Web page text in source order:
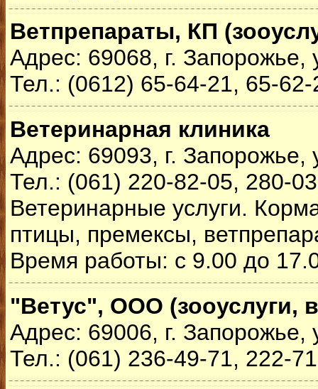
Ветпрепараты, КП
Адрес: 69068, г. Запорожье,
Тел.: (0612) 65-64-21, 65-62-
Ветеринарная клиника
Адрес: 69093, г. Запорожье,
Тел.: (061) 220-82-05, 280-
Ветеринарные услуги.
птицы, премексы,
Время работы: с 9.00 до
"Ветус", ООО (зооуслуги,
Адрес: 69006, г. Запорожье,
Тел.: (061) 236-49-71, 222-